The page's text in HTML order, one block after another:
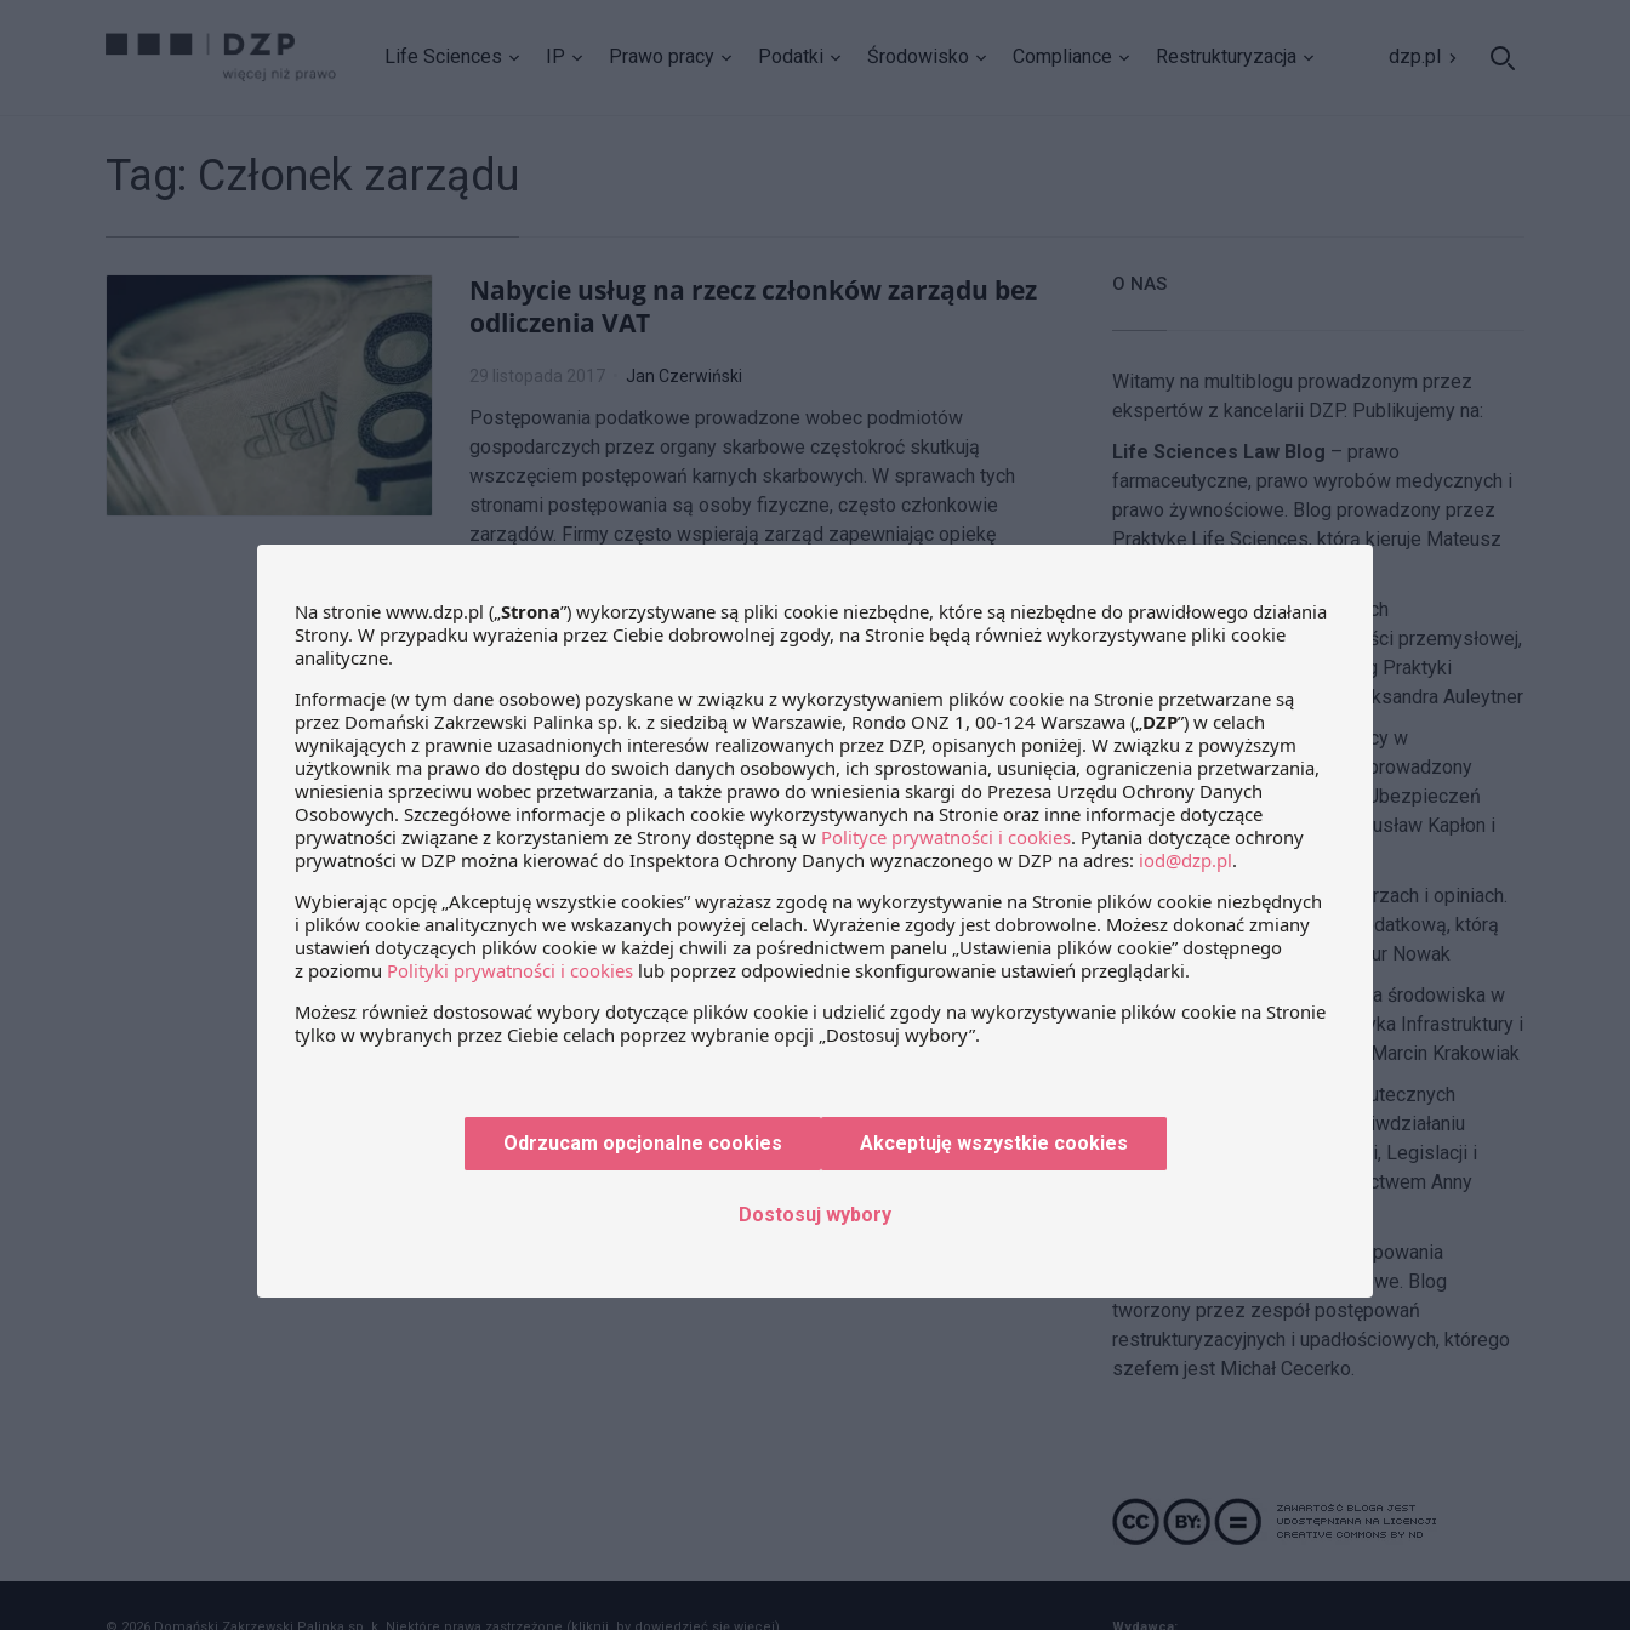
Life Sciences IP Prawo pracy Podatki Środowisko Compliance Restrukturyzacja dzp.pl
Tag: Członek zarządu
Nabycie usług na rzecz członków zarządu bez
odliczenia VAT
29 listopada 2017 Jan Czerwiński
Postępowania podatkowe prowadzone wobec podmiotów
gospodarczych przez organy skarbowe częstokroć skutkują
wszczęciem postępowań karnych skarbowych. W sprawach tych
stronami postępowania są osoby fizyczne, często członkowie
zarządów. Firmy często wspierają zarząd zapewniając opiekę
O NAS
Witamy na multiblogu prowadzonym przez
ekspertów z kancelarii DZP. Publikujemy na:
Life Sciences Law Blog – prawo
farmaceutyczne, prawo wyrobów medycznych i
prawo żywnościowe. Blog prowadzony przez
Praktykę Life Sciences, którą kieruje Mateusz
IP Law Blog– prawo na dobrach
niematerialnych, prawa własności przemysłowej,
prawa nowych technologii. Blog Praktyki
IP&TMT, którą zarządza dr Aleksandra Auleytner
Labour Law Blog– prawo pracy w
komentarzach i opiniach. Blog prowadzony
przez Praktykę Prawa Pracy i Ubezpieczeń
Społecznych, którą kierują Bogusław Kapłon i
Agata Mierzwa
Tax Blog– podatki w komentarzach i opiniach.
Blog pisany przez Praktykę Podatkową, którą
kierują Joanna Wierzejska i Artur Nowak
– ochrona środowiska w
przepisach. Blog tworzy Praktyka Infrastruktury i
Energetyki, której szefem jest Marcin Krakowiak
– o skutecznych
systemach compliance i przeciwdziałaniu
korupcji pisze
Zespół Regulacji, Legislacji i
pod kierownictwem Anny
postępowania
restrukturyzacyjne i upadłościowe. Blog
tworzony przez zespół postępowań
restrukturyzacyjnych i upadłościowych, którego
szefem jest Michał Cecerko.
Odrzucam opcjonalne cookies Akceptuję wszystkie cookies
Dostosuj wybory